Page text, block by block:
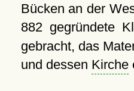
Bücken an der
882 gegründete
gebracht, das
und dessen Kirche